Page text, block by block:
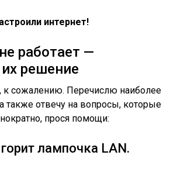
интернет!
работает —
решение
к сожалению. Перечислю наиболее
также отвечу на вопросы, которые
прося помощи:
лампочка LAN.